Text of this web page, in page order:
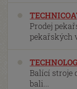
Prodej
pekařských
Balící stroje
bali...